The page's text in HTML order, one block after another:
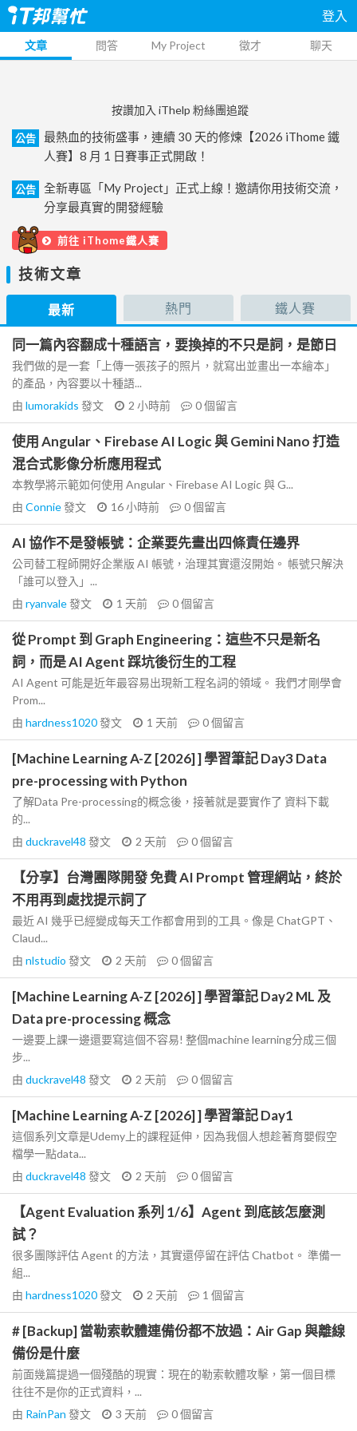
登入
文章 問答 My Project 徵才 聊天
按讚加入 iThelp 粉絲團追蹤
公告
最熱血的技術盛事，連續 30 天的修煉【2026 iThome 鐵
人賽】8 月 1 日賽事正式開啟！
公告
全新專區「My Project」正式上線！邀請你用技術交流，
分享最真實的開發經驗
前往 iThome鐵人賽
技術文章
最新 熱門 鐵人賽
同一篇內容翻成十種語言，要換掉的不只是詞，是節日
我們做的是一套「上傳一張孩子的照片，就寫出並畫出一本繪本」
的產品，內容要以十種語...
由 lumorakids 發文 2 小時前 0個留言
使用 Angular、Firebase AI Logic 與 Gemini Nano 打造
混合式影像分析應用程式
本教學將示範如何使用 Angular、Firebase AI Logic 與 G...
由 Connie發文 16 小時前 0個留言
AI 協作不是發帳號：企業要先畫出四條責任邊界
公司替工程師開好企業版 AI 帳號，治理其實還沒開始。 帳號只解決
「誰可以登入」...
由 ryanvale發文 1 天前 0個留言
從 Prompt 到 Graph Engineering：這些不只是新名
詞，而是 AI Agent 踩坑後衍生的工程
AI Agent 可能是近年最容易出現新工程名詞的領域。 我們才剛學會
Prom...
由 hardness1020發文 1 天前 0個留言
[Machine Learning A-Z [2026] ] 學習筆記 Day3 Data
pre-processing with Python
了解Data Pre-processing的概念後，接著就是要實作了 資料下載
的...
由 duckravel48 發文 2 天前 0個留言
【分享】台灣團隊開發 免費 AI Prompt 管理網站，終於
不用再到處找提示詞了
最近 AI 幾乎已經變成每天工作都會用到的工具。像是 ChatGPT、
Claud...
由 nlstudio 發文 2 天前 0個留言
[Machine Learning A-Z [2026] ] 學習筆記 Day2 ML 及
Data pre-processing 概念
一邊要上課一邊還要寫這個不容易! 整個machine learning分成三個
步...
由 duckravel48 發文 2 天前 0個留言
[Machine Learning A-Z [2026] ] 學習筆記 Day1
這個系列文章是Udemy上的課程延伸，因為我個人想趁著育嬰假空
檔學一點data...
由 duckravel48 發文 2 天前 0個留言
【Agent Evaluation 系列 1/6】Agent 到底該怎麼測
試？
很多團隊評估 Agent 的方法，其實還停留在評估 Chatbot。 準備一
組...
由 hardness1020發文 2 天前 1 個留言
# [Backup] 當勒索軟體連備份都不放過：Air Gap 與離線
備份是什麼
前面幾篇提過一個殘酷的現實：現在的勒索軟體攻擊，第一個目標
往往不是你的正式資料，...
由 RainPan 發文 3 天前 0個留言